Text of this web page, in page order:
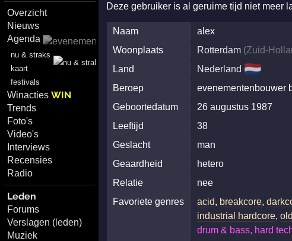
Overzicht
Nieuws
Agenda
nu & straks
kaart
festivals
WinactiesWIN
Trends
Foto's
Video's
Interviews
Recensies
Radio
Leden
Forums
Verslagen (leden)
Muziek
Deze gebruiker is al geruime tijd niet meer
Naam
alex
Woonplaats
Rotterdam (Zuid-
Land
Nederland 🇳🇱
Beroep
evenementenbouwer
Geboortedatum
26 augustus 1987
Leeftijd
38
Geslacht
man
Geaardheid
hetero
Relatie
nee
Favoriete genres
acid, breakcore,
industrial hardcore,
drum & bass, hard